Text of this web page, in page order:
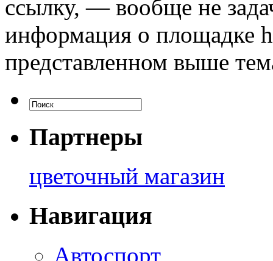
ссылку, — вообще не
информация о площадке
представленном выше
Партнеры
цветочный магазин
Навигация
Автоспорт